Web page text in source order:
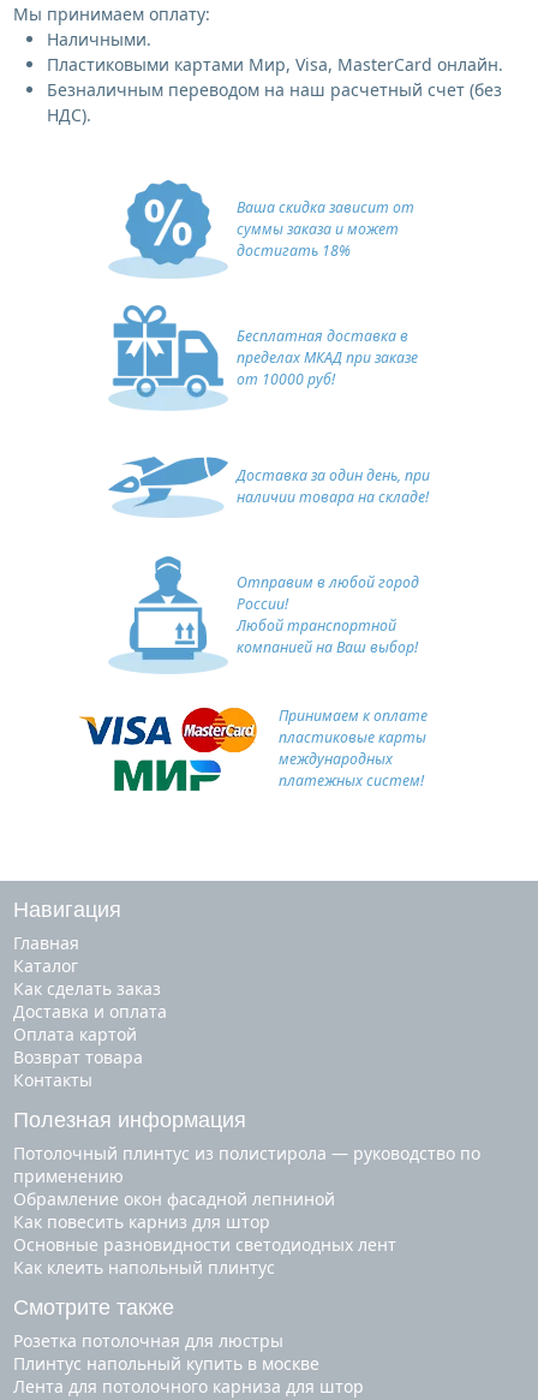
Мы принимаем оплату:
Наличными.
Пластиковыми картами Мир, Visa, MasterCard онлайн.
Безналичным переводом на наш расчетный счет (без
НДС).
Ваша скидка зависит от
суммы заказа и может
достигать 18%
Бесплатная доставка в
пределах МКАД при заказе
от 10000 руб!
Доставка за один день, при
наличии товара на складе!
Отправим в любой город
России!
Любой транспортной
компанией на Ваш выбор!
Принимаем к оплате
пластиковые карты
международных
платежных систем!
Навигация
Главная
Каталог
Как сделать заказ
Доставка и оплата
Оплата картой
Возврат товара
Контакты
Полезная информация
Потолочный плинтус из полистирола — руководство по
применению
Обрамление окон фасадной лепниной
Как повесить карниз для штор
Основные разновидности светодиодных лент
Как клеить напольный плинтус
Смотрите также
розетка потолочная для люстры
плинтус напольный купить в москве
лента для потолочного карниза для штор